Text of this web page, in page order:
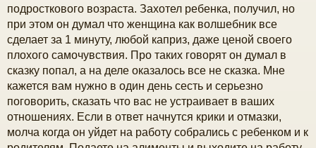
б
щ
е
н
и
е
подросткового возраста. Захотел ребенка, получил, но
при этом он думал что женщина как волшебник все
сделает за 1 минуту, любой каприз, даже ценой своего
плохого самочувствия. Про таких говорят он думал в
сказку попал, а на деле оказалось все не сказка. Мне
кажется вам нужно в один день сесть и серьезно
поговорить, сказать что вас не устраивает в ваших
отношениях. Если в ответ начнутся крики и отмазки,
молча когда он уйдет на работу собрались с ребенком и к